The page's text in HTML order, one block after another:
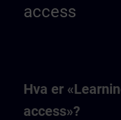
access
Hva er
access»?